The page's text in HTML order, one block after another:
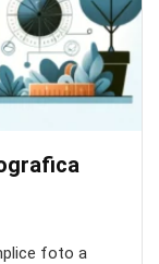
foto a